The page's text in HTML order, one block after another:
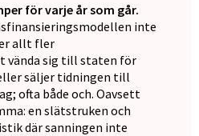
för varje år som går.
inte
allt fler
vända sig till staten för
säljer tidningen till
ofta både och. Oavsett
en slätstruken och
där sanningen inte